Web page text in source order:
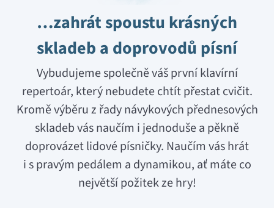
…zahrát spoustu krásných
skladeb a doprovodů písní
Vybudujeme společně váš první klavírní
repertoár, který nebudete chtít přestat cvičit.
Kromě výběru z řady návykových přednesových
skladeb vás naučím i jednoduše a pěkně
doprovázet lidové písničky. Naučím vás hrát
i s pravým pedálem a dynamikou, ať máte co
největší požitek ze hry!